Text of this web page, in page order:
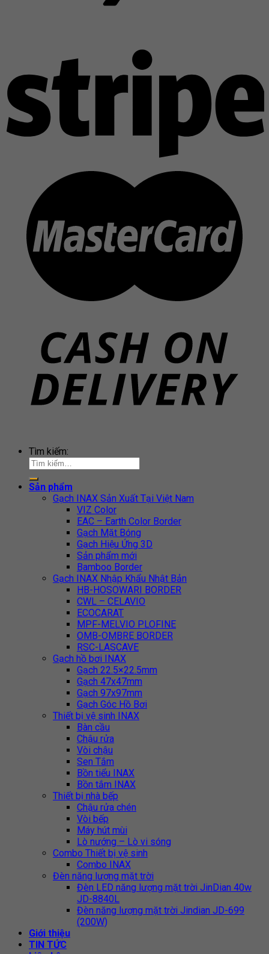
Tìm kiếm:
Sản phẩm
Gạch INAX Sản Xuất Tại Việt Nam
VIZ Color
EAC – Earth Color Border
Gạch Mặt Bóng
Gạch Hiệu Ứng 3D
Sản phẩm mới
Bamboo Border
Gạch INAX Nhập Khẩu Nhật Bản
HB-HOSOWARI BORDER
CWL – CELAVIO
ECOCARAT
MPF-MELVIO PLOFINE
OMB-OMBRE BORDER
RSC-LASCAVE
Gạch hồ bơi INAX
Gạch 22.5×22.5mm
Gạch 47x47mm
Gạch 97x97mm
Gạch Góc Hồ Bơi
Thiết bị vệ sinh INAX
Bàn cầu
Chậu rửa
Vòi chậu
Sen Tắm
Bồn tiểu INAX
Bồn tắm INAX
Thiết bị nhà bếp
Chậu rửa chén
Vòi bếp
Máy hút mùi
Lò nướng – Lò vi sóng
Combo Thiết bị vệ sinh
Combo INAX
Đèn năng lượng mặt trời
Đèn LED năng lượng mặt trời JinDian 40w
JD-8840L
Đèn năng lượng mặt trời Jindian JD-699
(200W)
Giới thiệu
TIN TỨC